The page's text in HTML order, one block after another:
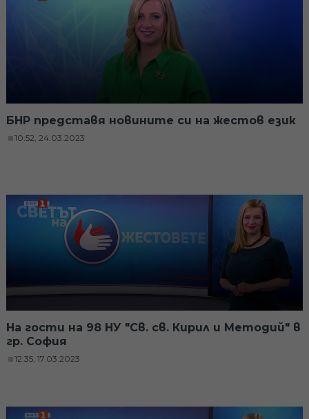
БНР представя новините си на жестов език
10:52, 24.03.2023
На гости на 98 НУ "Св. св. Кирил и Методий" в
гр. София
12:35, 17.03.2023